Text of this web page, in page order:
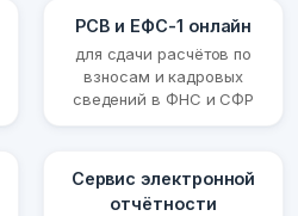
РСВ и ЕФС-1 онлайн
для сдачи расчётов по
взносам и кадровых
сведений в ФНС и СФР
Сервис электронной
отчётности